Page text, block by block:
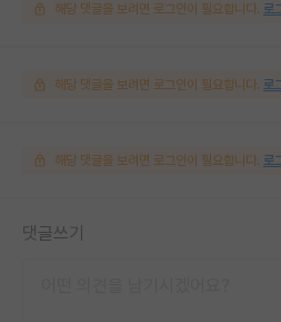
해당 댓글을 보려면 로그인이 필요합니다. 로
해당 댓글을 보려면 로그인이 필요합니다. 로
해당 댓글을 보려면 로그인이 필요합니다. 로
댓글쓰기